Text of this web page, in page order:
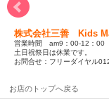
株式会社三善 Kids
営業時間 am9：00-12：00
土日祝祭日は休業です。
お問合せ：フリーダイヤル
お店のトップへ戻る